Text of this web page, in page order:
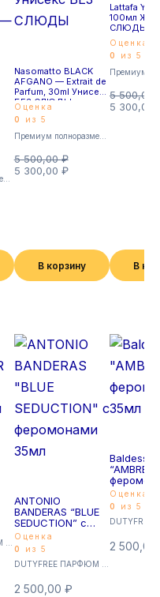
Премиум полноразмерные
Nasomatto BLACK
AFGANO — Extrait de
Parfum, 30ml Унисекс
БЕЗ СЛЮДЫ
Оценка
0
из 5
5 500,00₽
5 300,00 ₽
В корзину
Lattafa
100мл
СЛЮДЫ
Оценка
0
из 5
5 500,00
5 300,00
В
ANTONIO
BANDERAS “BLUE
SEDUCTION” с
феромонами
35мл
Оценка
0
из 5
2 500,00 ₽
“AMBRE”
35мл
Оценка
0
из 5
2 500,00